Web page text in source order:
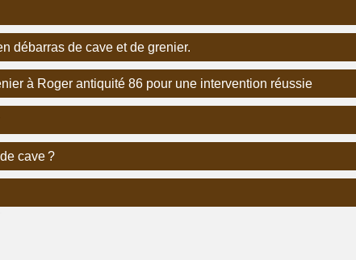
débarras de cave et de grenier.
à Roger antiquité 86 pour une intervention réussie
cave ?